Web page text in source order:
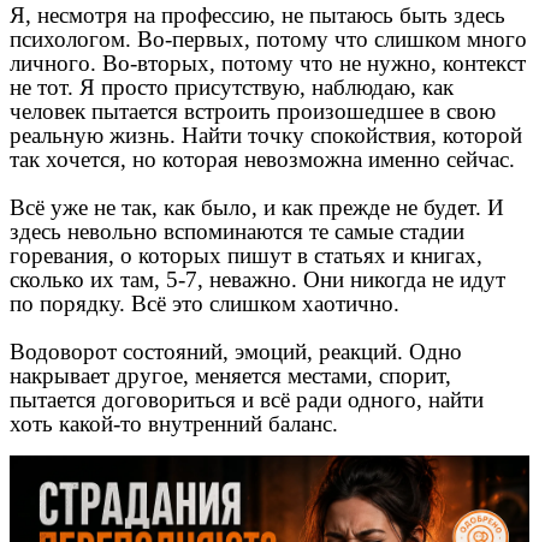
Я, несмотря на профессию, не пытаюсь быть здесь
психологом. Во-первых, потому что слишком много
личного. Во-вторых, потому что не нужно, контекст
не тот. Я просто присутствую, наблюдаю, как
человек пытается встроить произошедшее в свою
реальную жизнь. Найти точку спокойствия, которой
так хочется, но которая невозможна именно сейчас.
Всё уже не так, как было, и как прежде не будет. И
здесь невольно вспоминаются те самые стадии
горевания, о которых пишут в статьях и книгах,
сколько их там, 5-7, неважно. Они никогда не идут
по порядку. Всё это слишком хаотично.
Водоворот состояний, эмоций, реакций. Одно
накрывает другое, меняется местами, спорит,
пытается договориться и всё ради одного, найти
хоть какой-то внутренний баланс.